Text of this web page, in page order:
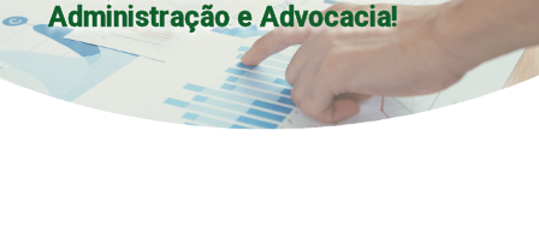
Administração e Advocacia!